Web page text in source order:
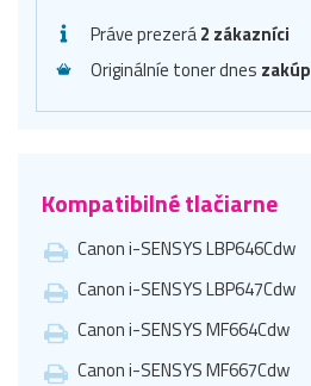
Práve prezerá2 zákazníci
Originálníe toner dnes
Kompatibilné tlačiarne
Canon i-SENSYS LBP646Cdw
Canon i-SENSYS LBP647Cdw
Canon i-SENSYS MF664Cdw
Canon i-SENSYS MF667Cdw